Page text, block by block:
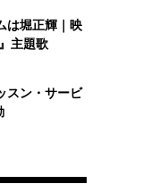
は堀正輝｜映
主題歌
スン・サービ